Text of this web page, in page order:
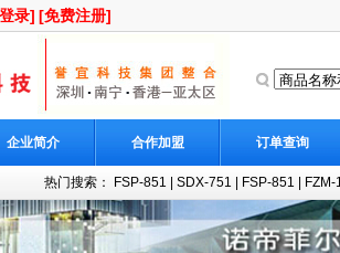
录] [免费注册]
企业简介 合作加盟 订单查询
热门搜索： FSP-851 SDX-751 FSP-851